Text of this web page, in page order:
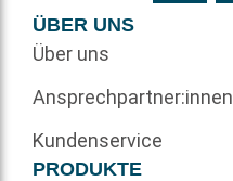
ÜBER UNS
Über uns
Ansprechpartner:innen
Kundenservice
PRODUKTE